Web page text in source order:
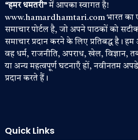
“हमर धमतरी”में आपका स्वागत है!
www.hamardhamtari.com भारत का
समाचार पोर्टल है, जो अपने पाठकों को
समाचार प्रदान करने के लिए प्रतिबद्ध है।
वह धर्म, राजनीति, अपराध, खेल, विज्ञान,
या अन्य महत्वपूर्ण घटनाएँ हों, नवीनतम
प्रदान करते हैं।
Quick Links